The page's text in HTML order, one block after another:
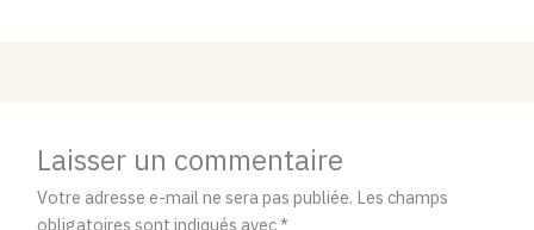
Laisser un commentaire
Votre adresse e-mail ne sera pas publiée. Les champs
obligatoires sont indiqués avec*